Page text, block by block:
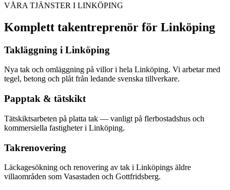
VÅRA TJÄNSTER I LINKÖPING
Komplett takentreprenör för Linköping
Takläggning i Linköping
Nya tak och omläggning på villor i hela Linköping. Vi arbetar med
tegel, betong och plåt från ledande svenska tillverkare.
Papptak & tätskikt
Tätskiktsarbeten på platta tak — vanligt på flerbostadshus och
kommersiella fastigheter i Linköping.
Takrenovering
Läckagesökning och renovering av tak i Linköpings äldre
villaområden som Vasastaden och Gottfridsberg.